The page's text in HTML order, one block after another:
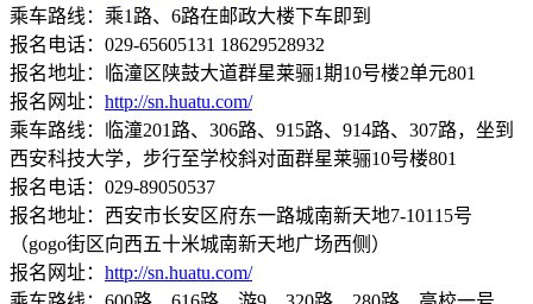
乘车路线：乘1路、6路在邮政大楼下车即到
报名电话：029-65605131 18629528932
报名地址：临潼区陕鼓大道群星莱骊1期10号楼2单元801
报名网址： http://sn.huatu.com/
乘车路线：临潼201路、306路、915路、914路、307路，坐到
西安科技大学，步行至学校斜对面群星莱骊10号楼801
报名电话：029-89050537
报名地址：西安市长安区府东一路城南新天地7-10115号
（gogo街区向西五十米城南新天地广场西侧）
报名网址： http://sn.huatu.com/